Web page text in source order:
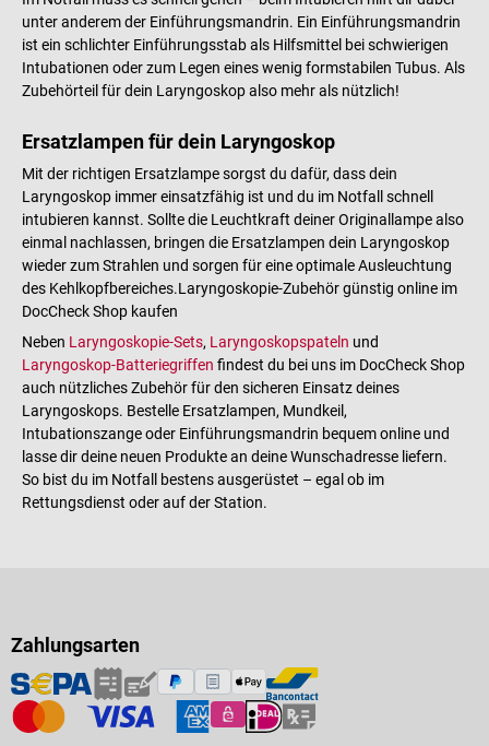
unter anderem der Einführungsmandrin. Ein Einführungsmandrin
ist ein schlichter Einführungsstab als Hilfsmittel bei schwierigen
Intubationen oder zum Legen eines wenig formstabilen Tubus. Als
Zubehörteil für dein Laryngoskop also mehr als nützlich!
Ersatzlampen für dein Laryngoskop
Mit der richtigen Ersatzlampe sorgst du dafür, dass dein
Laryngoskop immer einsatzfähig ist und du im Notfall schnell
intubieren kannst. Sollte die Leuchtkraft deiner Originallampe also
einmal nachlassen, bringen die Ersatzlampen dein Laryngoskop
wieder zum Strahlen und sorgen für eine optimale Ausleuchtung
des Kehlkopfbereiches.Laryngoskopie-Zubehör günstig online im
DocCheck Shop kaufen
Neben Laryngoskopie-Sets, Laryngoskopspateln und
Laryngoskop-Batteriegriffen findest du bei uns im DocCheck Shop
auch nützliches Zubehör für den sicheren Einsatz deines
Laryngoskops. Bestelle Ersatzlampen, Mundkeil,
Intubationszange oder Einführungsmandrin bequem online und
lasse dir deine neuen Produkte an deine Wunschadresse liefern.
So bist du im Notfall bestens ausgerüstet – egal ob im
Rettungsdienst oder auf der Station.
Zahlungsarten